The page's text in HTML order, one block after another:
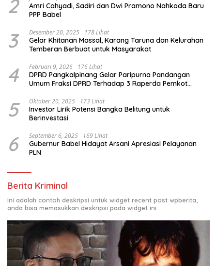
2
Amri Cahyadi, Sadiri dan Dwi Pramono Nahkoda Baru
PPP Babel
3 Desember 20, 2025 178 Lihat
Gelar Khitanan Massal, Karang Taruna dan Kelurahan
Temberan Berbuat untuk Masyarakat
4 Februari 9, 2026 176 Lihat
DPRD Pangkalpinang Gelar Paripurna Pandangan
Umum Fraksi DPRD Terhadap 3 Raperda Pemkot
5 Oktober 20, 2025 173 Lihat
Investor Lirik Potensi Bangka Belitung untuk
Berinvestasi
6 September 6, 2025 169 Lihat
Gubernur Babel Hidayat Arsani Apresiasi Pelayanan
PLN
Berita Kriminal
Ini adalah contoh deskripsi untuk widget recent post wpberita,
anda bisa memasukkan deskripsi pada widget ini.